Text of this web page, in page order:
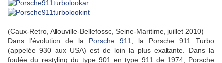
(Caux-Retro, Allouville-Bellefosse, Seine-Maritime, juillet 2010)
Dans l'évolution de la Porsche 911
, la Porsche 911 Turbo
(appelée 930 aux USA) est de loin la plus exaltante. Dans la
foulée du restyling du type 901 en type 911 de 1974, Porsche